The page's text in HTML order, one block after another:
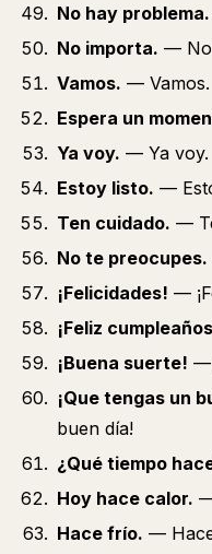
No hay problema.
No importa. — No
Vamos. — Vamos.
Espera un
Ya voy. — Ya voy.
Estoy listo. —
Ten cuidado. —
No te preocupes.
¡Felicidades! —
¡Feliz
¡Buena suerte! —
¡Que tengas un
buen día!
¿Qué tiempo
Hoy hace calor.
Hace frío. —